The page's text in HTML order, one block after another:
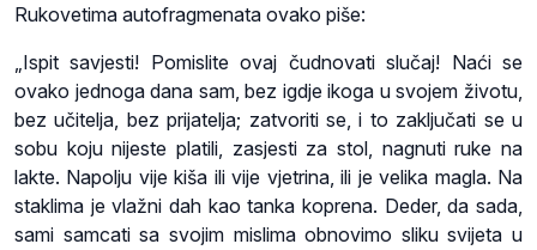
Rukovetima autofragmenata ovako piše:
„Ispit savjesti! Pomislite ovaj čudnovati slučaj! Naći se
ovako jednoga dana sam, bez igdje ikoga u svojem životu,
bez učitelja, bez prijatelja; zatvoriti se, i to zaključati se u
sobu koju nijeste platili, zasjesti za stol, nagnuti ruke na
lakte. Napolju vije kiša ili vije vjetrina, ili je velika magla. Na
staklima je vlažni dah kao tanka koprena. Deder, da sada,
sami samcati sa svojim mislima obnovimo sliku svijeta u